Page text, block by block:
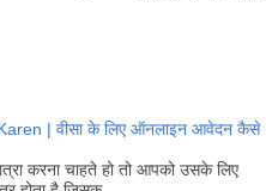
| वीसा के लिए ऑनलाइन आवेदन कैसे
करना चाहते हो तो आपको उसके लिए